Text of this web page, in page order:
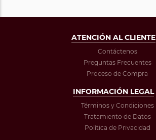
ATENCIÓN AL CLIENTE
Contáctenos
Preguntas Frecuentes
Proceso de Compra
INFORMACIÓN LEGAL
Términos y Condiciones
Tratamiento de Datos
Política de Privacidad